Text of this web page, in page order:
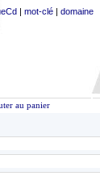
| mot-clé| domaine
au panier